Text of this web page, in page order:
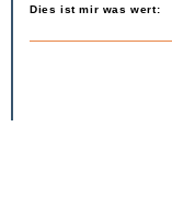
Dies ist mir was wert: